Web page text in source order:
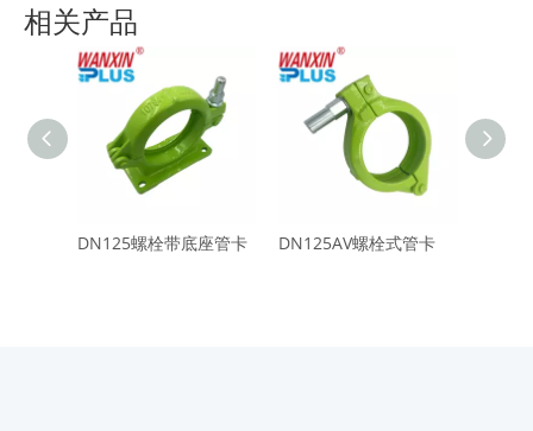
相关产品
DN125螺栓带底座管卡 DN125AV螺栓式管卡